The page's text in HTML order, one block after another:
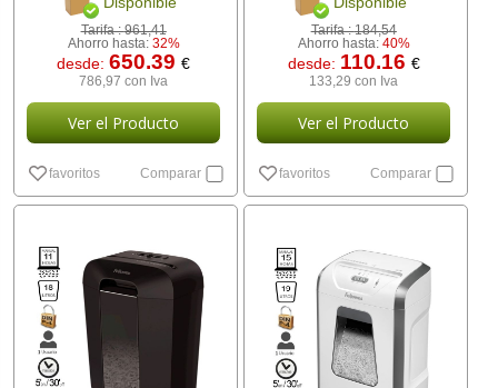
Tarifa :961,41
Ahorro hasta: 32%
desde:650.39€
786,97 con Iva
Ver el Producto
favoritos Comparar
Tarifa :184,54
Ahorro hasta: 40%
desde: 110.16 €
133,29 con Iva
Ver el Producto
favoritos Comparar